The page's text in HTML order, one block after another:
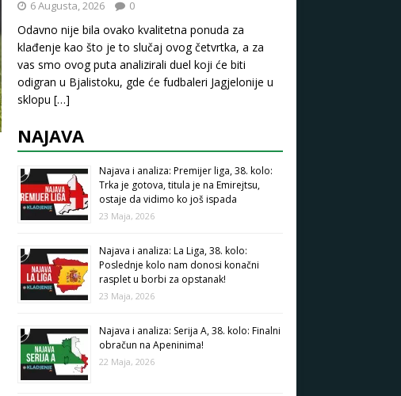
6 Augusta, 2026 0
Odavno nije bila ovako kvalitetna ponuda za
klađenje kao što je to slučaj ovog četvrtka, a za
vas smo ovog puta analizirali duel koji će biti
odigran u Bjalistoku, gde će fudbaleri Jagjelonije u
sklopu […]
NAJAVA
Najava i analiza: Premijer liga, 38. kolo:
Trka je gotova, titula je na Emirejtsu,
ostaje da vidimo ko još ispada
23 Maja, 2026
Najava i analiza: La Liga, 38. kolo:
Poslednje kolo nam donosi konačni
rasplet u borbi za opstanak!
23 Maja, 2026
Najava i analiza: Serija A, 38. kolo: Finalni
obračun na Apeninima!
22 Maja, 2026